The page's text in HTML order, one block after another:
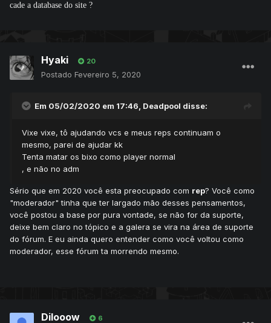
cade a database do site ?
Hyaki 20
Postado Fevereiro 5, 2020
Em 05/02/2020 em 17:46, Deadpool disse:
Vixe vixe, tô ajudando vcs e meus reps continuam o
mesmo, parei de ajudar kk
Tenta matar os bixo como player normal
, e não no adm
Sério que em 2020 você esta preocupado com rep? Você como
"moderador" tinha que ter largado mão desses pensamentos,
você postou a base por pura vontade, se não for da suporte,
deixe bem claro no tópico e a galera se vira na área de suporte
do fórum. E eu ainda quero entender como você voltou como
moderador, esse fórum ta morrendo mesmo.
Dilooow 6